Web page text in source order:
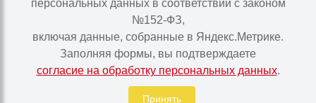
Информация на сайте не является публичной офертой.
Наличие и цены товара могут меняться, просьба
уточнять у менеджера при подтверждении заказа.
Политика в отношении обработки персональных данных
персональных данных в соответствии с законом
№152-ФЗ,
включая данные, собранные в Яндекс.Метрике.
Заполняя формы, вы подтверждаете
согласие на обработку персональных данных.
Принять